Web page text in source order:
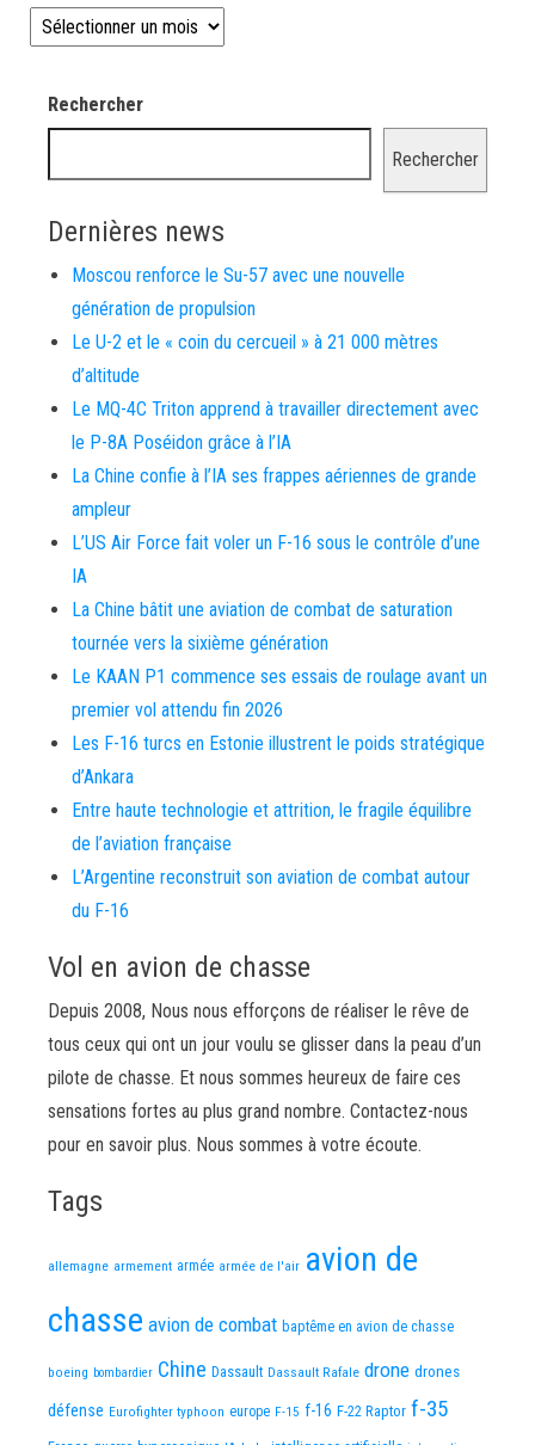
Les news depuis 2008
Rechercher
Rechercher
Dernières news
Moscou renforce le Su-57 avec une nouvelle
génération de propulsion
Le U-2 et le « coin du cercueil » à 21 000 mètres
d’altitude
Le MQ-4C Triton apprend à travailler directement avec
le P-8A Poséidon grâce à l’IA
La Chine confie à l’IA ses frappes aériennes de grande
ampleur
L’US Air Force fait voler un F-16 sous le contrôle d’une
IA
La Chine bâtit une aviation de combat de saturation
tournée vers la sixième génération
Le KAAN P1 commence ses essais de roulage avant un
premier vol attendu fin 2026
Les F-16 turcs en Estonie illustrent le poids stratégique
d’Ankara
Entre haute technologie et attrition, le fragile équilibre
de l’aviation française
L’Argentine reconstruit son aviation de combat autour
du F-16
Vol en avion de chasse
Depuis 2008, Nous nous efforçons de réaliser le rêve de
tous ceux qui ont un jour voulu se glisser dans la peau d’un
pilote de chasse. Et nous sommes heureux de faire ces
sensations fortes au plus grand nombre. Contactez-nous
pour en savoir plus. Nous sommes à votre écoute.
Tags
allemagne armement armée armée de l'air avion de
chasse avion de combat baptême en avion de chasse
boeing bombardier Chine Dassault Dassault Rafale drone drones
défense Eurofighter typhoon europe F-15 f-16 F-22 Raptor f-35